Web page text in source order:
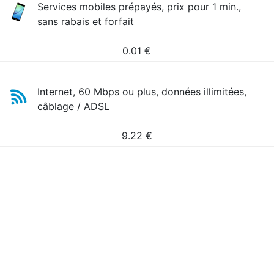
Services mobiles prépayés, prix pour 1 min.,
sans rabais et forfait
0.01 €
Internet, 60 Mbps ou plus, données illimitées,
câblage / ADSL
9.22 €